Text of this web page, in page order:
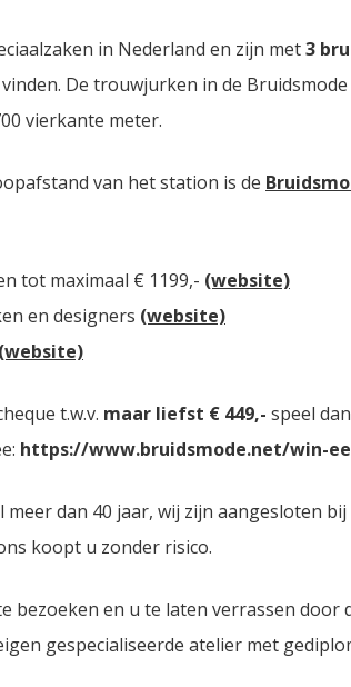
in Nederland en zijn met3
De trouwjurken in de
vierkante meter.
van het station is de
tot maximaal € 1199,- (website)
en designers (website)
(website)
t.w.v. maar liefst € 449,- speel
https://www.bruidsmode.net/win-
meer dan 40 jaar, wij zijn aangesloten
koopt u zonder risico.
bezoeken en u te laten verrassen
gespecialiseerde atelier met